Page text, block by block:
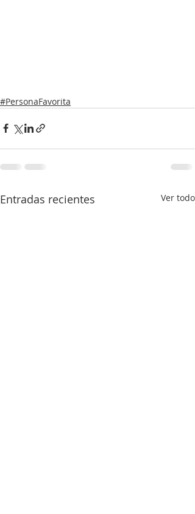
#PersonaFavorita
Entradas recientes Ver todo